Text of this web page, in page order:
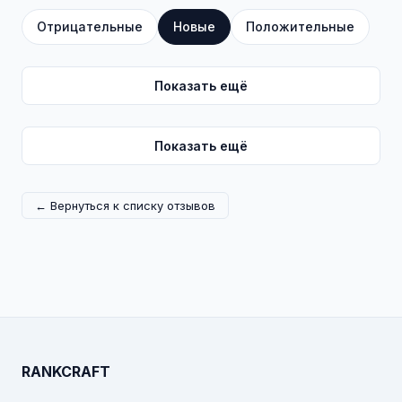
Отрицательные Новые Положительные
Показать ещё
Показать ещё
← Вернуться к списку отзывов
RANKCRAFT